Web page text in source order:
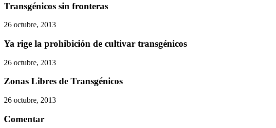
Transgénicos sin fronteras
26 octubre, 2013
Ya rige la prohibición de cultivar transgénicos
26 octubre, 2013
Zonas Libres de Transgénicos
26 octubre, 2013
Comentar